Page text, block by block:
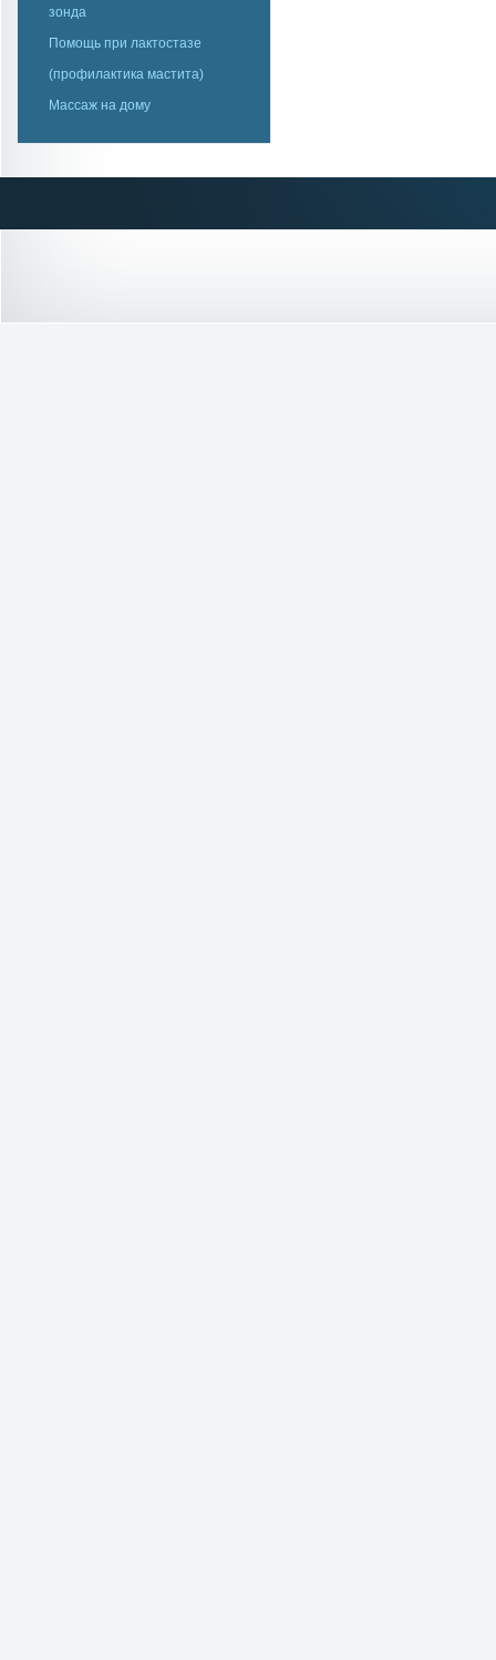
зонда
Помощь при лактостазе
(профилактика мастита)
Массаж на дому